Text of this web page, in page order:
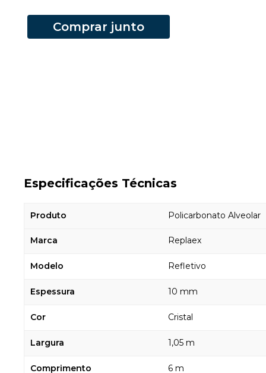
Comprar junto
Especificações Técnicas
Produto Policarbonato Alveolar
Marca Replaex
Modelo Refletivo
Espessura 10 mm
Cor Cristal
Largura 1,05 m
Comprimento 6 m